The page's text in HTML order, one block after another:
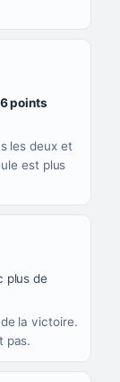
points
les deux et
est plus
plus de
la victoire.
pas.